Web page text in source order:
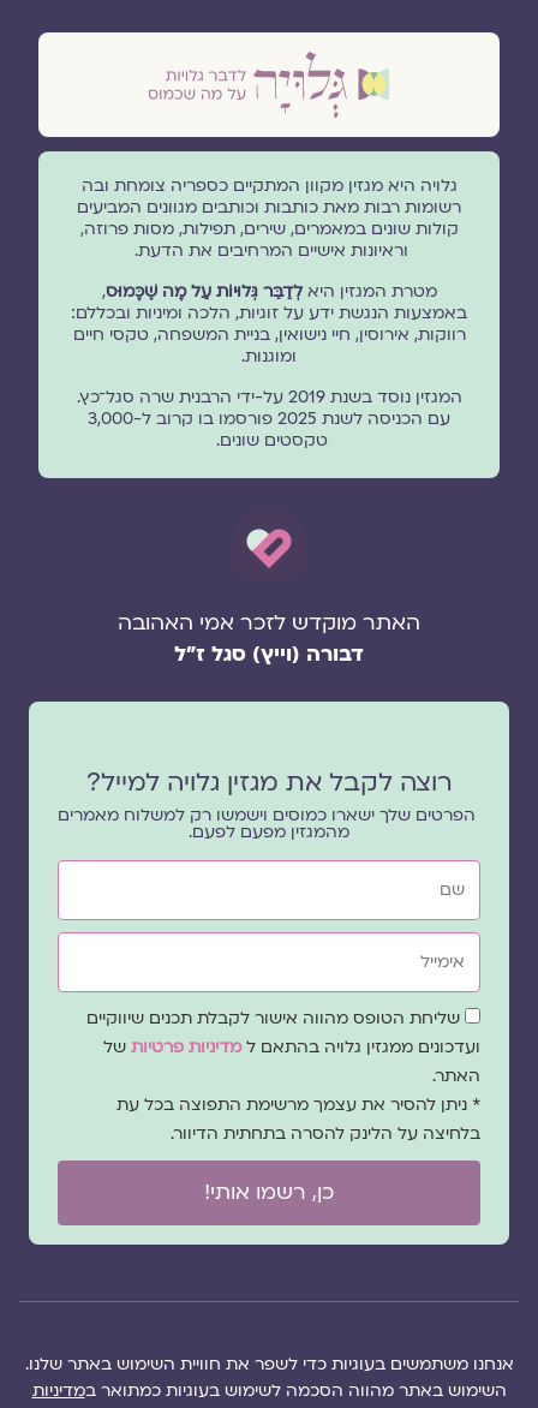
גלויה היא מגזין מקוון המתקיים כספריה צומחת ובה
רשומות רבות מאת כותבות וכותבים מגוונים המביעים
קולות שונים במאמרים, שירים, תפילות, מסות פרוזה,
וראיונות אישיים המרחיבים את הדעת.
מטרת המגזין היאלְדַבֵּר גְּלוּיוֹת עַל מָה שֶׁכָּמוּס,
באמצעות הנגשת ידע על זוגיות, הלכה ומיניות ובכללם:
רווקות, אירוסין, חיי נישואין, בניית המשפחה, טקסי חיים
ומוגנוּת.
המגזין נוסד בשנת 2019 על-ידי הרבנית שרה סגל־כץ.
עם הכניסה לשנת 2025 פורסמו בו קרוב ל-3,000
טקסטים שונים.
האתר מוקדש לזכר אמי האהובה
דבורה (וייץ) סגל ז"ל
רוצה לקבל את מגזין גלויה למייל?
הפרטים שלך ישארו כמוסים וישמשו רק למשלוח מאמרים
מהמגזין מפעם לפעם.
שם
אימייל
שדה
הסכמה
שליחת הטופס מהווה אישור לקבלת תכנים שיווקיים
ועדכונים ממגזין גלויה בהתאם למדיניות פרטיות של
האתר.
* ניתן להסיר את עצמך מרשימת התפוצה בכל עת
בלחיצה על הלינק להסרה בתחתית הדיוור.
כן, רשמו אותי!
הזכויות של מגזין
של
הוקם ב ❤ על ידי –
לימונדה 2.0
| מיתוג: מפת אתר|